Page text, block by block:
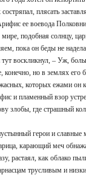
плясать
ее воевода
подобная солнцу,
пока он беды не
воскликнул, – Уж,
конечно, но в землях его
которых ежами он
и пламенный взор
злобы, где страшный
герои и
карающий меч
растаял, как облако
трусливым и